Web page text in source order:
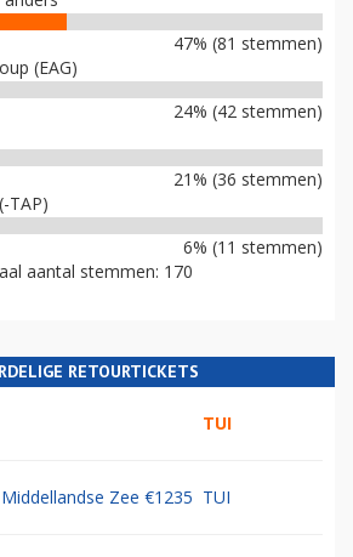
47% (81 stemmen)
(EAG)
24% (42 stemmen)
21% (36 stemmen)
TAP)
6% (11 stemmen)
aantal stemmen: 170
RETOURTICKETS
TUI
Zee €1235 TUI